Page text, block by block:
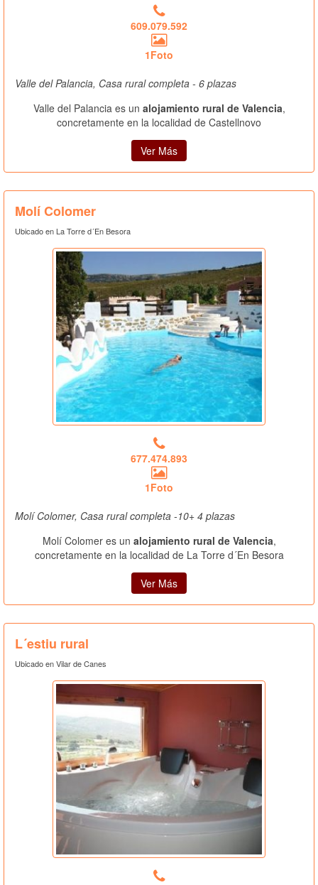
609.079.592
1Foto
Valle del Palancia, Casa rural completa - 6 plazas
Valle del Palancia es un alojamiento rural de Valencia,
concretamente en la localidad de Castellnovo
Ver Más
Molí Colomer
Ubicado en La Torre d´En Besora
677.474.893
1Foto
Molí Colomer, Casa rural completa -10+ 4 plazas
Molí Colomer es un alojamiento rural de Valencia,
concretamente en la localidad de La Torre d´En Besora
Ver Más
L´estiu rural
Ubicado en Vilar de Canes